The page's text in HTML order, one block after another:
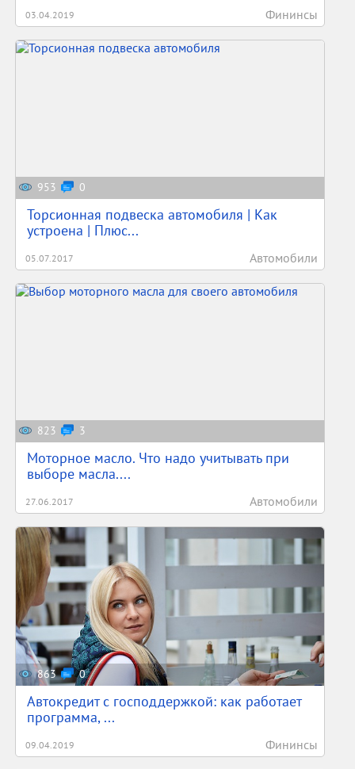
03.04.2019 Фининсы
953 0
Торсионная подвеска автомобиля | Как
устроена | Плюс...
05.07.2017 Автомобили
823 3
Моторное масло. Что надо учитывать при
выборе масла....
27.06.2017 Автомобили
863 0
Автокредит с господдержкой: как работает
программа, ...
09.04.2019 Фининсы